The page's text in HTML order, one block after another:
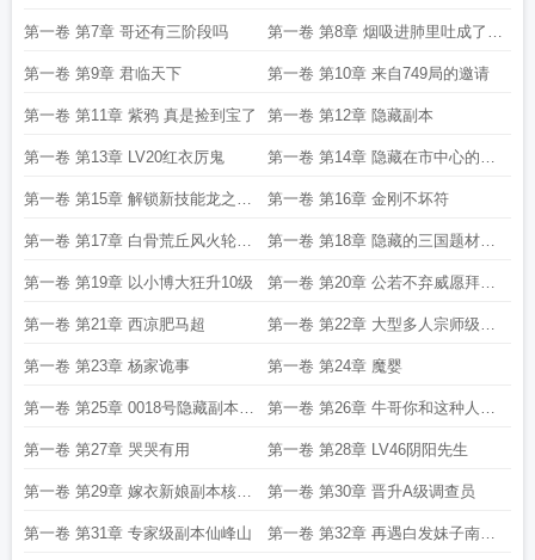
阳双剑
第一卷 第7章 哥还有三阶段吗 第一卷 第8章 烟吸进肺里吐成了雾
气
第一卷 第9章 君临天下 第一卷 第10章 来自749局的邀请
第一卷 第11章 紫鸦 真是捡到宝了 第一卷 第12章 隐藏副本
第一卷 第13章 LV20红衣厉鬼 第一卷 第14章 隐藏在市中心的噩
梦副本
第一卷 第15章 解锁新技能龙之梦
魇
第一卷 第16章 金刚不坏符
第一卷 第17章 白骨荒丘风火轮的
清野速度
第一卷 第18章 隐藏的三国题材副
本
第一卷 第19章 以小博大狂升10级 第一卷 第20章 公若不弃威愿拜为
义父
第一卷 第21章 西凉肥马超 第一卷 第22章 大型多人宗师级副
本 金山寺
第一卷 第23章 杨家诡事 第一卷 第24章 魔婴
第一卷 第25章 0018号隐藏副本出
现
第一卷 第26章 牛哥你和这种人废
什么话
第一卷 第27章 哭哭有用 第一卷 第28章 LV46阴阳先生
第一卷 第29章 嫁衣新娘副本核心
出现
第一卷 第30章 晋升A级调查员
第一卷 第31章 专家级副本仙峰山 第一卷 第32章 再遇白发妹子南昭